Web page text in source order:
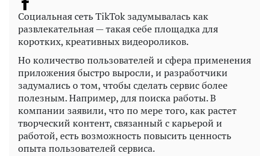
Социальная сеть TikTok задумывалась как
развлекательная — такая себе площадка для
коротких, креативных видеороликов.
Но количество пользователей и сфера применения
приложения быстро выросли, и разработчики
задумались о том, чтобы сделать сервис более
полезным. Например, для поиска работы. В
компании заявили, что по мере того, как растет
творческий контент, связанный с карьерой и
работой, есть возможность повысить ценность
опыта пользователей сервиса.